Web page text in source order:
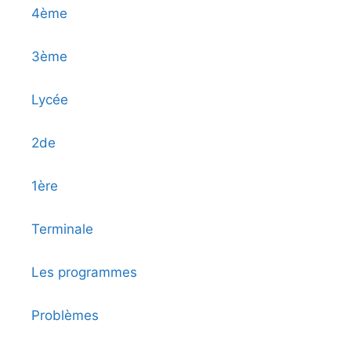
4ème
3ème
Lycée
2de
1ère
Terminale
Les programmes
Problèmes